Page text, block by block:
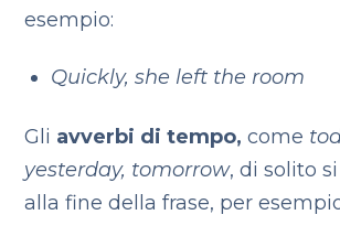
esempio:
Quickly, she left the room
Gli avverbi di tempo,come
yesterday, tomorrow, di solito
alla fine della frase, per